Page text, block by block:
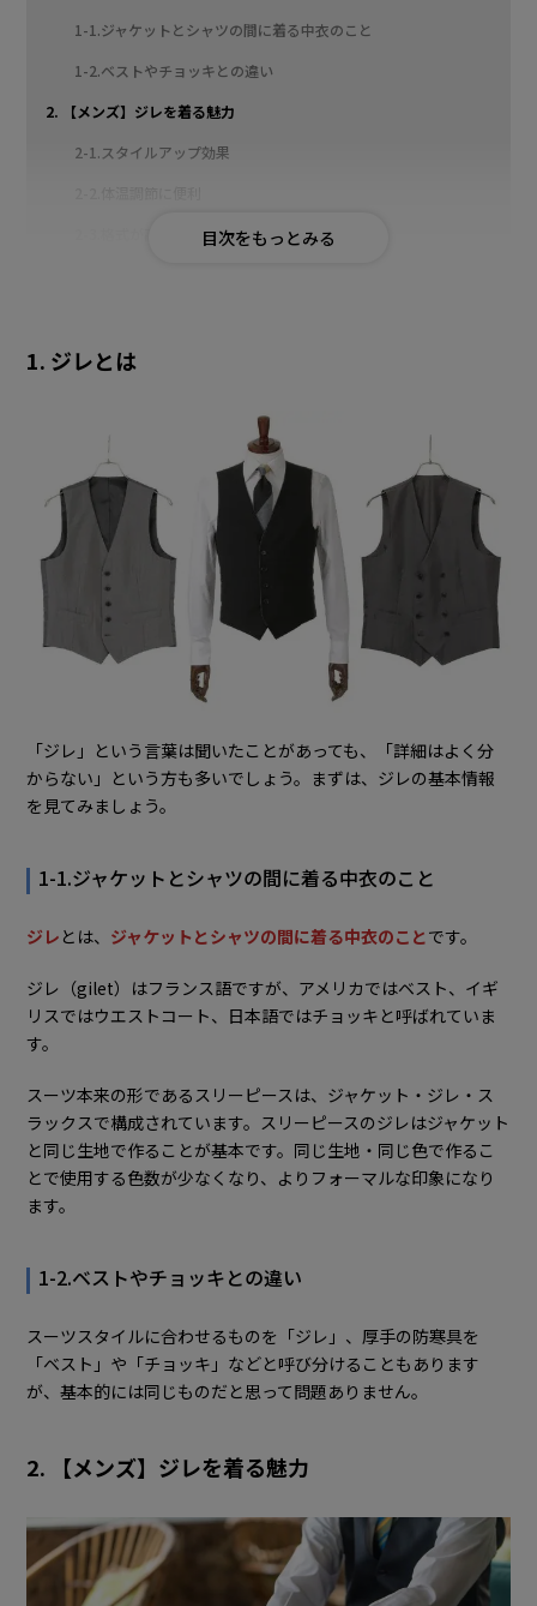
1-1.ジャケットとシャツの間に着る中衣のこと
1-2.ベストやチョッキとの違い
2. 【メンズ】ジレを着る魅力
2-1.スタイルアップ効果
2-3.格式が高い印象に
3-2.ダブルボタン
4-2.パーティー・結婚式
4-3.デート・食事
5. 【メンズ】ジレをおしゃれに着こなすポイント
5-1.初めて着るならワントーンコーデがおすすめ
5-2.ジャストサイズのジレを選ぶ
5-3.インナー選びでアレンジ
6-1.ジレ×フレッシャーズスーツ｜新入社員研修
6-2.ジレ×ストライプシャツ｜フォーマル・ビジネス
7. メンズ・ジレの取り扱いが豊富な洋服の青山
8. 【メンズ】ジレに関するよくある質問
Q2. 結婚式にジレを着用しても良い？
9. メンズファッションにジレを取り入れてみよう
1. ジレとは
「ジレ」という言葉は聞いたことがあっても、「詳細はよく分
からない」という方も多いでしょう。まずは、ジレの基本情報
を見てみましょう。
1-1.ジャケットとシャツの間に着る中衣のこと
ジレ とは、 ジャケットとシャツの間に着る中衣のことです。
ジレ（gilet）はフランス語ですが、アメリカではベスト、イギ
リスではウエストコート、日本語ではチョッキと呼ばれていま
す。
スーツ本来の形であるスリーピースは、ジャケット・ジレ・ス
ラックスで構成されています。スリーピースのジレはジャケット
と同じ生地で作ることが基本です。同じ生地・同じ色で作るこ
とで使用する色数が少なくなり、よりフォーマルな印象になり
ます。
1-2.ベストやチョッキとの違い
スーツスタイルに合わせるものを「ジレ」、厚手の防寒具を
「ベスト」や「チョッキ」などと呼び分けることもあります
が、基本的には同じものだと思って問題ありません。
2. 【メンズ】ジレを着る魅力